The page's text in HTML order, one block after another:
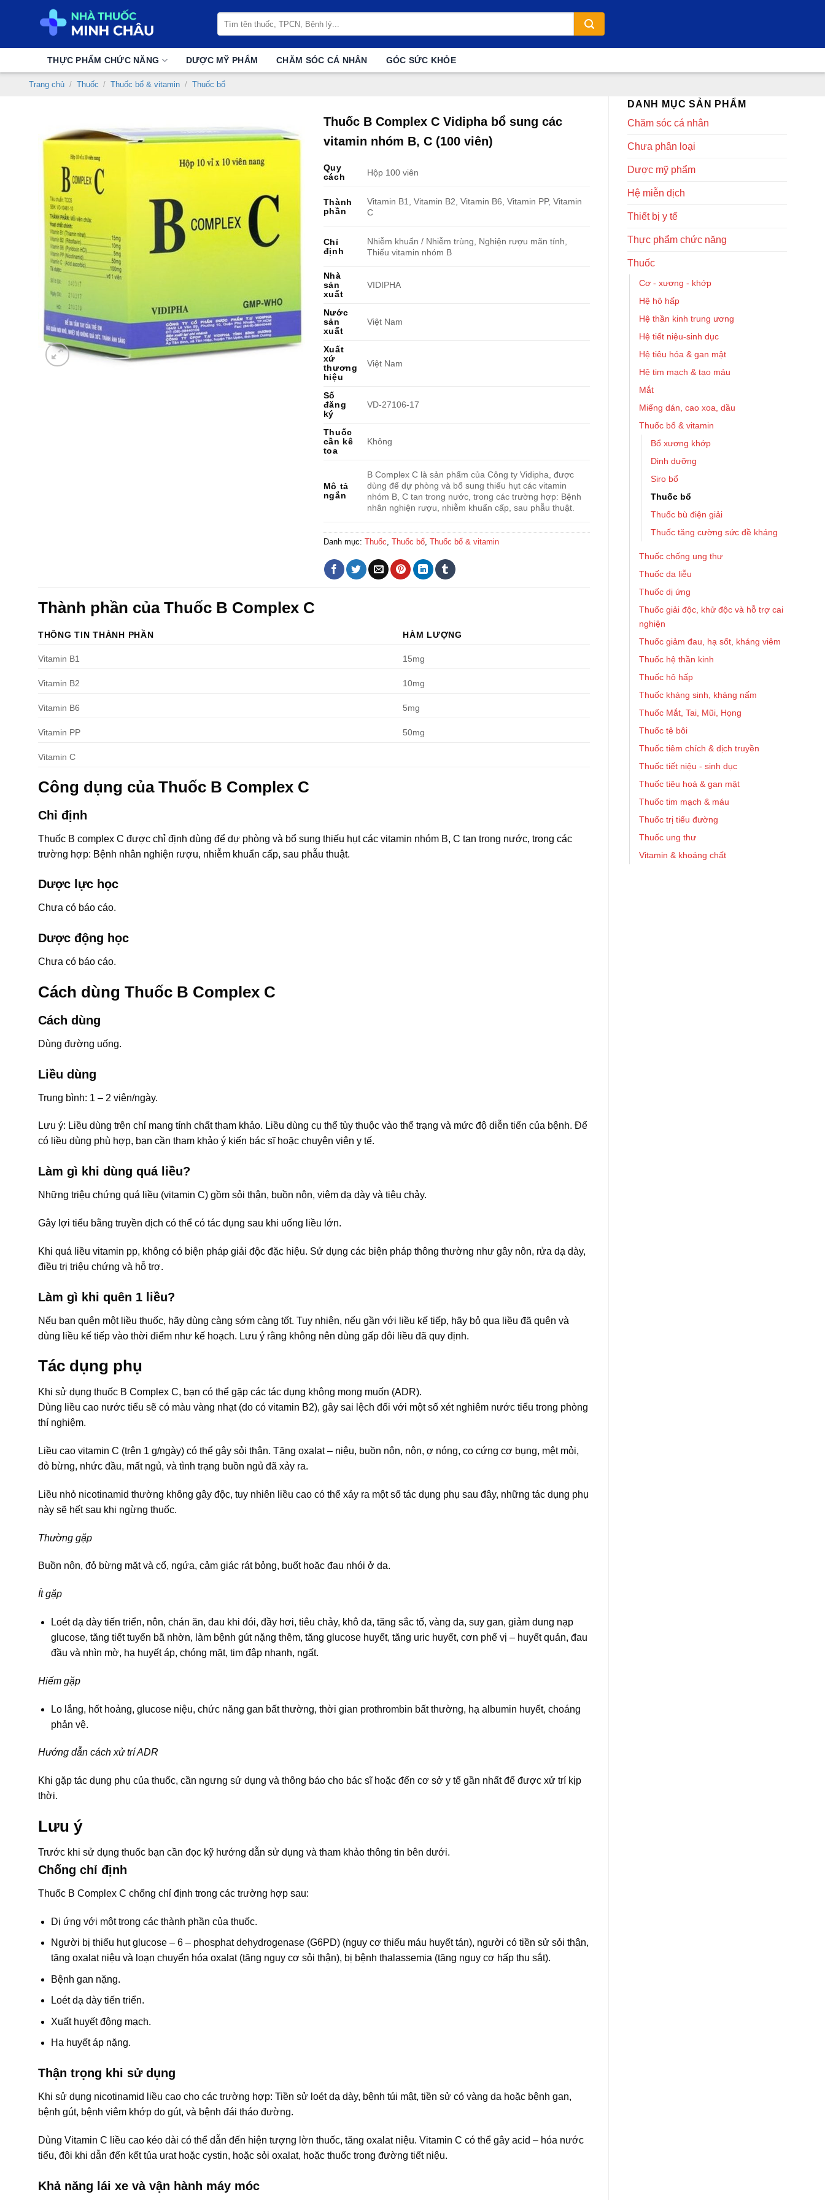
kiếm:
THỰC PHẨM CHỨC NĂNG DƯỢC MỸ PHẨM CHĂM SÓC CÁ NHÂN GÓC SỨC KHỎE
Trang chủ / Thuốc / Thuốc bổ & vitamin / Thuốc bổ
DANH MỤC SẢN PHẨM
Chăm sóc cá nhân
Chưa phân loại
Dược mỹ phẩm
Hệ miễn dịch
Thiết bị y tế
Thực phẩm chức năng
Thuốc
Cơ - xương - khớp
Hệ hô hấp
Hệ thần kinh trung ương
Hệ tiết niệu-sinh dục
Hệ tiêu hóa & gan mật
Hệ tim mạch & tạo máu
Mắt
Miếng dán, cao xoa, dầu
Thuốc bổ & vitamin
Bổ xương khớp
Dinh dưỡng
Siro bổ
Thuốc bổ
Thuốc bù điện giải
Thuốc tăng cường sức đề kháng
Thuốc chống ung thư
Thuốc da liễu
Thuốc dị ứng
Thuốc giải độc, khử độc và hỗ trợ cai
nghiện
Thuốc giảm đau, hạ sốt, kháng viêm
Thuốc hệ thần kinh
Thuốc hô hấp
Thuốc kháng sinh, kháng nấm
Thuốc Mắt, Tai, Mũi, Họng
Thuốc tê bôi
Thuốc tiêm chích & dịch truyền
Thuốc tiết niệu - sinh dục
Thuốc tiêu hoá & gan mật
Thuốc tim mạch & máu
Thuốc trị tiểu đường
Thuốc ung thư
Vitamin & khoáng chất
Thuốc B Complex C Vidipha bổ sung các
vitamin nhóm B, C (100 viên)
Quy
cách
Hộp 100 viên
Thành
phần
Vitamin B1, Vitamin B2, Vitamin B6, Vitamin PP, Vitamin
C
Chỉ
định
Nhiễm khuẩn / Nhiễm trùng, Nghiện rượu mãn tính,
Thiếu vitamin nhóm B
Nhà
sản
xuất
VIDIPHA
Nước
sản
xuất
Việt Nam
Xuất
xứ
thương
hiệu
Việt Nam
Số
đăng
ký
VD-27106-17
Thuốc
cần kê
toa
Không
Mô tả
ngắn
B Complex C là sản phẩm của Công ty Vidipha, được
dùng để dự phòng và bổ sung thiếu hụt các vitamin
nhóm B, C tan trong nước, trong các trường hợp: Bệnh
nhân nghiện rượu, nhiễm khuẩn cấp, sau phẫu thuật.
Danh mục: Thuốc, Thuốc bổ, Thuốc bổ & vitamin
Thành phần của Thuốc B Complex C
THÔNG TIN THÀNH PHẦN HÀM LƯỢNG
Vitamin B1 15mg
Vitamin B2 10mg
Vitamin B6 5mg
Vitamin PP 50mg
Vitamin C
Công dụng của Thuốc B Complex C
Chỉ định
Thuốc B complex C được chỉ định dùng để dự phòng và bổ sung thiếu hụt các vitamin nhóm B, C tan trong nước, trong các
trường hợp: Bệnh nhân nghiện rượu, nhiễm khuẩn cấp, sau phẫu thuật.
Dược lực học
Chưa có báo cáo.
Dược động học
Chưa có báo cáo.
Cách dùng Thuốc B Complex C
Cách dùng
Dùng đường uống.
Liều dùng
Trung bình: 1 – 2 viên/ngày.
Lưu ý: Liều dùng trên chỉ mang tính chất tham khảo. Liều dùng cụ thể tùy thuộc vào thể trạng và mức độ diễn tiến của bệnh. Để
có liều dùng phù hợp, bạn cần tham khảo ý kiến bác sĩ hoặc chuyên viên y tế.
Làm gì khi dùng quá liều?
Những triệu chứng quá liều (vitamin C) gồm sỏi thận, buồn nôn, viêm dạ dày và tiêu chảy.
Gây lợi tiểu bằng truyền dịch có thể có tác dụng sau khi uống liều lớn.
Khi quá liều vitamin pp, không có biện pháp giải độc đặc hiệu. Sử dụng các biện pháp thông thường như gây nôn, rửa dạ dày,
điều trị triệu chứng và hỗ trợ.
Làm gì khi quên 1 liều?
Nếu bạn quên một liều thuốc, hãy dùng càng sớm càng tốt. Tuy nhiên, nếu gần với liều kế tiếp, hãy bỏ qua liều đã quên và
dùng liều kế tiếp vào thời điểm như kế hoạch. Lưu ý rằng không nên dùng gấp đôi liều đã quy định.
Tác dụng phụ
Khi sử dụng thuốc B Complex C, bạn có thể gặp các tác dụng không mong muốn (ADR).
Dùng liều cao nước tiểu sẽ có màu vàng nhạt (do có vitamin B2), gây sai lệch đối với một số xét nghiêm nước tiểu trong phòng
thí nghiệm.
Liều cao vitamin C (trên 1 g/ngày) có thể gây sỏi thận. Tăng oxalat – niệu, buồn nôn, nôn, ợ nóng, co cứng cơ bụng, mệt mỏi,
đỏ bừng, nhức đầu, mất ngủ, và tình trạng buồn ngủ đã xảy ra.
Liều nhỏ nicotinamid thường không gây độc, tuy nhiên liều cao có thể xảy ra một số tác dụng phụ sau đây, những tác dụng phụ
này sẽ hết sau khi ngừng thuốc.
Thường gặp
Buồn nôn, đỏ bừng mặt và cổ, ngứa, cảm giác rát bỏng, buốt hoặc đau nhói ở da.
Ít gặp
Loét dạ dày tiến triển, nôn, chán ăn, đau khi đói, đầy hơi, tiêu chảy, khô da, tăng sắc tố, vàng da, suy gan, giảm dung nạp
glucose, tăng tiết tuyến bã nhờn, làm bệnh gút nặng thêm, tăng glucose huyết, tăng uric huyết, cơn phế vị – huyết quản, đau
đầu và nhìn mờ, hạ huyết áp, chóng mặt, tim đập nhanh, ngất.
Hiếm gặp
Lo lắng, hốt hoảng, glucose niệu, chức năng gan bất thường, thời gian prothrombin bất thường, hạ albumin huyết, choáng
phản vệ.
Hướng dẫn cách xử trí ADR
Khi gặp tác dụng phụ của thuốc, cần ngưng sử dụng và thông báo cho bác sĩ hoặc đến cơ sở y tế gần nhất để được xử trí kịp
thời.
Lưu ý
Trước khi sử dụng thuốc bạn cần đọc kỹ hướng dẫn sử dụng và tham khảo thông tin bên dưới.
Chống chỉ định
Thuốc B Complex C chống chỉ định trong các trường hợp sau:
Dị ứng với một trong các thành phần của thuốc.
Người bị thiếu hụt glucose – 6 – phosphat dehydrogenase (G6PD) (nguy cơ thiếu máu huyết tán), người có tiền sử sỏi thận,
tăng oxalat niệu và loạn chuyển hóa oxalat (tăng nguy cơ sỏi thận), bị bệnh thalassemia (tăng nguy cơ hấp thu sắt).
Bệnh gan nặng.
Loét dạ dày tiến triển.
Xuất huyết động mạch.
Hạ huyết áp nặng.
Thận trọng khi sử dụng
Khi sử dụng nicotinamid liều cao cho các trường hợp: Tiền sử loét dạ dày, bệnh túi mật, tiền sử có vàng da hoặc bệnh gan,
bệnh gút, bệnh viêm khớp do gút, và bệnh đái tháo đường.
Dùng Vitamin C liều cao kéo dài có thể dẫn đến hiện tượng lờn thuốc, tăng oxalat niệu. Vitamin C có thể gây acid – hóa nước
tiểu, đôi khi dẫn đến kết tủa urat hoặc cystin, hoặc sỏi oxalat, hoặc thuốc trong đường tiết niệu.
Khả năng lái xe và vận hành máy móc